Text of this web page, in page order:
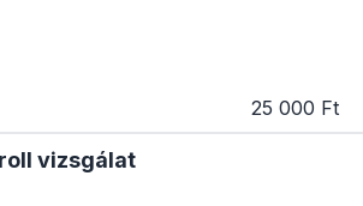
25 000 Ft
vizsgálat